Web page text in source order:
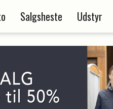
Salgsheste Udstyr